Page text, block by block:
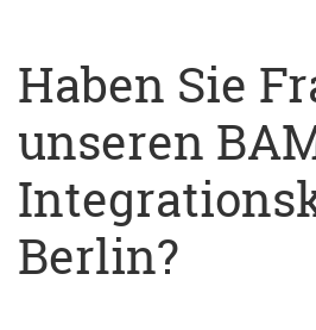
Haben Sie
unseren
Berlin?